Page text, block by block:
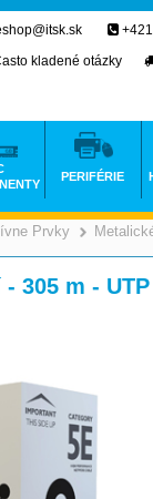
Prvky
305 m -
kladené otázky
PERIFÉRIE